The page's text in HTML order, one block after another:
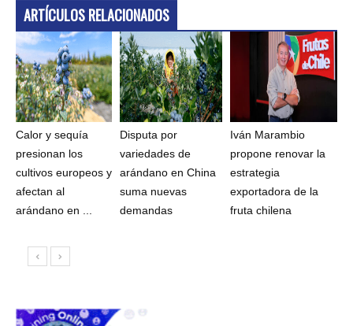
ARTÍCULOS RELACIONADOS
Calor y sequía
presionan los
cultivos europeos y
afectan al
arándano en ...
Disputa por
variedades de
arándano en China
suma nuevas
demandas
Iván Marambio
propone renovar la
estrategia
exportadora de la
fruta chilena